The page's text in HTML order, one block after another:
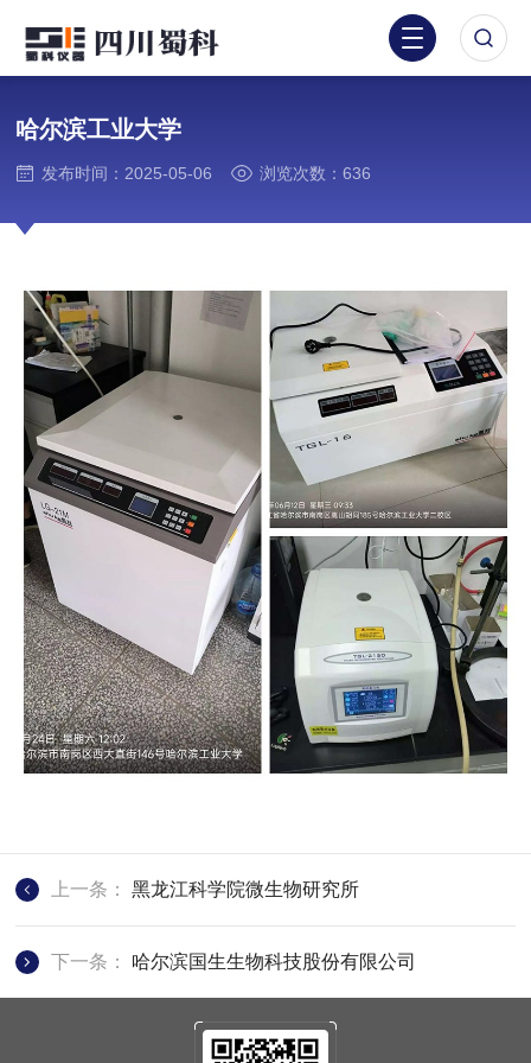
哈尔滨工业大学
发布时间：2025-05-06 浏览次数：636
上一条：黑龙江科学院微生物研究所
下一条： 哈尔滨国生生物科技股份有限公司